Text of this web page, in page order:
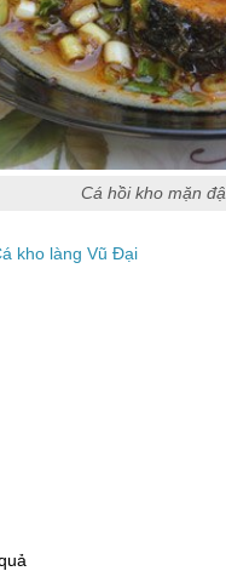
Cá hồi kho mặn
kho làng Vũ Đại